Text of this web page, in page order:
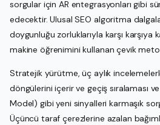
sorgular için AR entegrasyonları gibi
edecektir. Ulusal SEO algoritma
doygunluğu zorluklarıyla karşı karşıya
makine öğrenimini kullanan çevik
Stratejik yürütme, üç aylık
döngülerini içerir ve geçiş sıralaması
Model) gibi yeni sinyalleri karmaşık
Üçüncü taraf çerezlerine azalan